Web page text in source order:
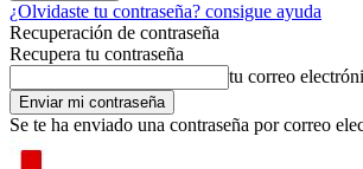
¿Olvidaste tu contraseña? consigue ayuda
Recuperación de contraseña
Recupera tu contraseña
tu correo
Se te ha enviado una contraseña por correo